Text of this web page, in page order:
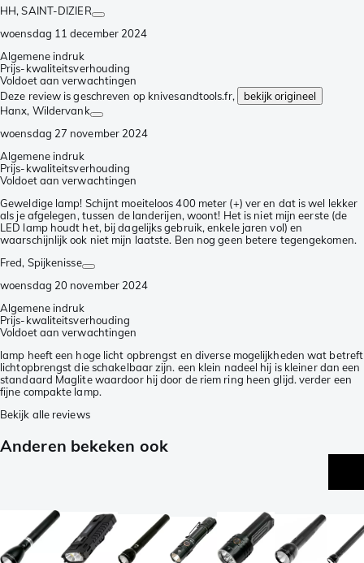
HH, SAINT-DIZIER
woensdag 11 december 2024
Algemene indruk
Prijs-kwaliteitsverhouding
Voldoet aan verwachtingen
Deze review is geschreven op knivesandtools.fr,
bekijk origineel
Hanx, Wildervank
woensdag 27 november 2024
Algemene indruk
Prijs-kwaliteitsverhouding
Voldoet aan verwachtingen
Geweldige lamp! Schijnt moeiteloos 400 meter (+) ver en dat is wel lekker
als je afgelegen, tussen de landerijen, woont! Het is niet mijn eerste (de
LED lamp houdt het, bij dagelijks gebruik, enkele jaren vol) en
waarschijnlijk ook niet mijn laatste. Ben nog geen betere tegengekomen.
Fred, Spijkenisse
woensdag 20 november 2024
Algemene indruk
Prijs-kwaliteitsverhouding
Voldoet aan verwachtingen
lamp heeft een hoge licht opbrengst en diverse mogelijkheden wat betreft
lichtopbrengst die schakelbaar zijn. een klein nadeel hij is kleiner dan een
standaard Maglite waardoor hij door de riem ring heen glijd. verder een
fijne compakte lamp.
Bekijk alle reviews
Anderen bekeken ook